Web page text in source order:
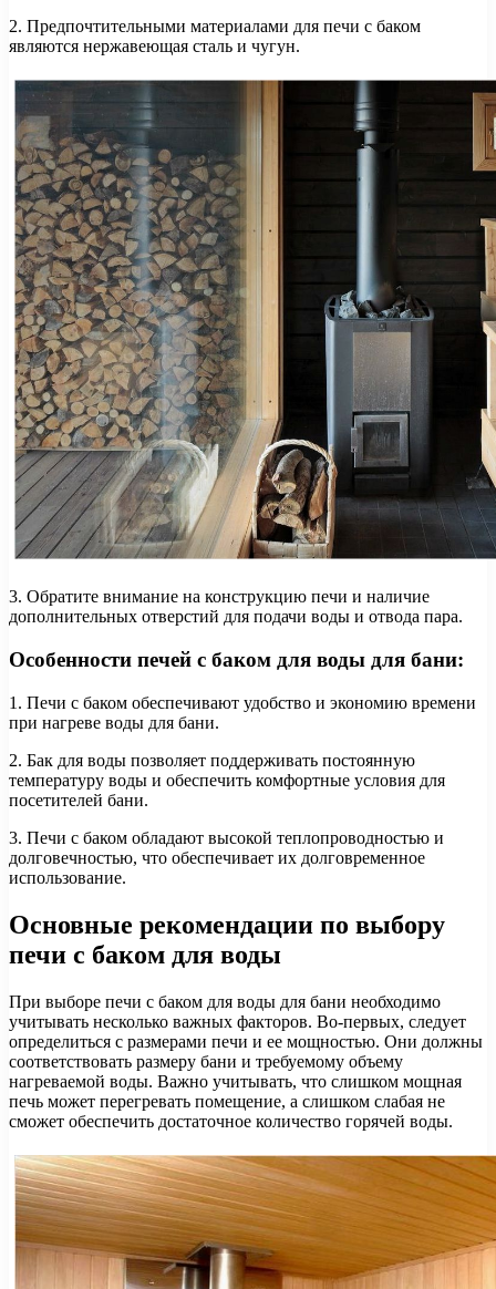
2. Предпочтительными материалами для печи с баком
являются нержавеющая сталь и чугун.
3. Обратите внимание на конструкцию печи и наличие
дополнительных отверстий для подачи воды и отвода пара.
Особенности печей с баком для воды для бани:
1. Печи с баком обеспечивают удобство и экономию времени
при нагреве воды для бани.
2. Бак для воды позволяет поддерживать постоянную
температуру воды и обеспечить комфортные условия для
посетителей бани.
3. Печи с баком обладают высокой теплопроводностью и
долговечностью, что обеспечивает их долговременное
использование.
Основные рекомендации по выбору
печи с баком для воды
При выборе печи с баком для воды для бани необходимо
учитывать несколько важных факторов. Во-первых, следует
определиться с размерами печи и ее мощностью. Они должны
соответствовать размеру бани и требуемому объему
нагреваемой воды. Важно учитывать, что слишком мощная
печь может перегревать помещение, а слишком слабая не
сможет обеспечить достаточное количество горячей воды.